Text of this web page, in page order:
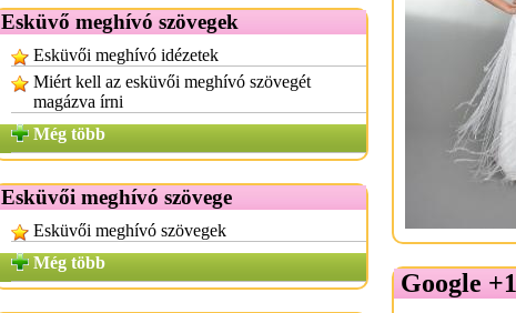
Esküvő meghívó szövegek
Esküvői meghívó idézetek
Miért kell az esküvői meghívó szövegét
magázva írni
Még több
Esküvői meghívó szövege
Esküvői meghívó szövegek
Még több
Google +1